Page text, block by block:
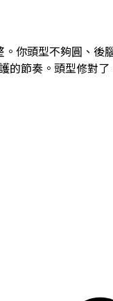
你頭型不夠圓、
節奏。頭型修對